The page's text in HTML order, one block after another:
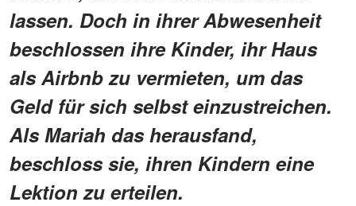
lassen. Doch in ihrer Abwesenheit
beschlossen ihre Kinder, ihr Haus
als Airbnb zu vermieten, um das
Geld für sich selbst einzustreichen.
Als Mariah das herausfand,
beschloss sie, ihren Kindern eine
Lektion zu erteilen.